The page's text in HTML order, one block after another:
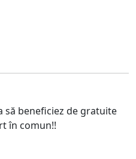
să beneficiez de gratuite
în comun!!